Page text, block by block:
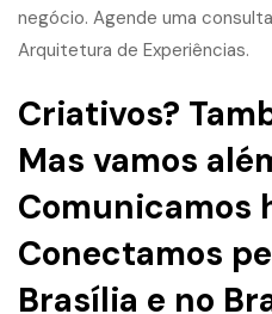
negócio. Agende uma
Arquitetura de Experiências.
Criativos?
Mas vamos
Comunicamos
Conectamos
Brasília e no